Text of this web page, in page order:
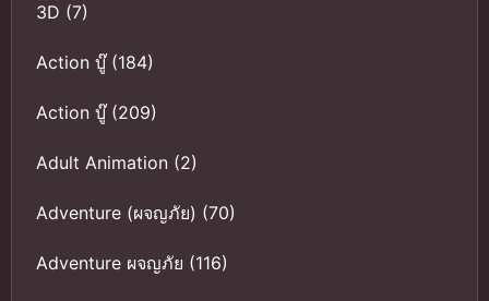
3D (7)
Action บู๊(184)
Action บู๊(209)
Adult Animation (2)
Adventure (ผจญภัย) (70)
Adventure ผจญภัย (116)